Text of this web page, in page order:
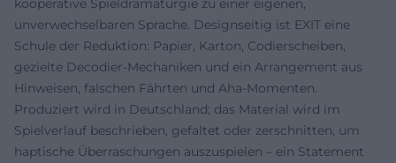
kooperative Spieldramaturgie zu einer eigenen,
unverwechselbaren Sprache. Designseitig ist EXIT eine
Schule der Reduktion: Papier, Karton, Codierscheiben,
gezielte Decodier-Mechaniken und ein Arrangement aus
Hinweisen, falschen Fährten und Aha-Momenten.
Produziert wird in Deutschland; das Material wird im
Spielverlauf beschrieben, gefaltet oder zerschnitten, um
haptische Überraschungen auszuspielen – ein Statement